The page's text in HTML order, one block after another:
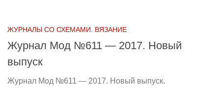
ЖУРНАЛЫ СО СХЕМАМИ. ВЯЗАНИЕ
Журнал Мод №611 — 2017. Новый
выпуск
Журнал Мод №611 — 2017. Новый выпуск.